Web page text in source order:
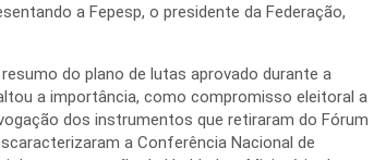
a Fepesp, o presidente da Federação,
do plano de lutas aprovado durante a
a importância, como compromisso eleitoral a
dos instrumentos que retiraram do Fórum
a Conferência Nacional de